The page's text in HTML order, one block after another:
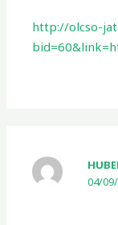
http://olcso-
04/